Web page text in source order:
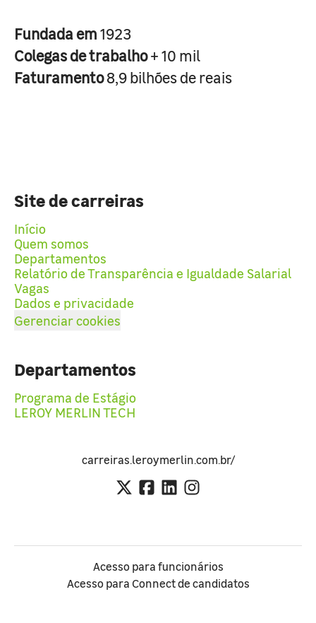
Fundada em1923
Colegas de trabalho+ 10 mil
Faturamento8,9 bilhões de reais
Site de carreiras
Início
Quem somos
Departamentos
Relatório de Transparência e Igualdade Salarial
Vagas
Dados e privacidade
Gerenciar cookies
Departamentos
Programa de Estágio
LEROY MERLIN TECH
carreiras.leroymerlin.com.br/
Acesso para funcionários
Acesso para Connect de candidatos